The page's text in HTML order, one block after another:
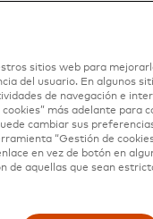
edición
limitada, con planos
transferencias
ingresos”,
sitios web para
del usuario. En algunos
de navegación e
más adelante para
cambiar sus
“Gestión de
en vez de botón en
de aquellas que sean